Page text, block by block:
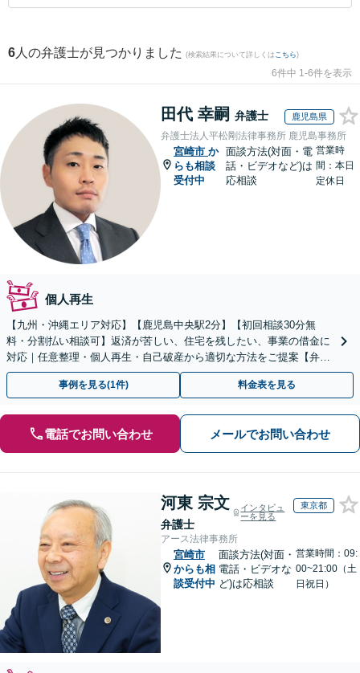
6 人の弁護士が見つかりました (検索結果について詳しくは こちら)
6件中 1-6件を表示
田代 幸嗣 弁護士 鹿児島県
弁護士法人平松剛法律事務所 鹿児島事務所
宮崎市 か
らも相談
受付中
面談方法(対面・電
話・ビデオなど)は
応相談
営業時
間：本日
定休日
個人再生
【九州・沖縄エリア対応】【鹿児島中央駅2分】【初回相談30分無
料・分割払い相談可】返済が苦しい、住宅を残したい、事業の借金に
対応｜任意整理・個人再生・自己破産から適切な方法をご提案【弁護
士歴10年以上】
事例を見る(1件) 料金表を見る
電話でお問い合わせ メールでお問い合わせ
河東 宗文
弁護士
インタビュ
ーを見る
東京都
アース法律事務所
宮崎市
からも相
談受付中
面談方法(対面・
電話・ビデオな
ど)は応相談
営業時間：09:
00~21:00（土
日祝日）